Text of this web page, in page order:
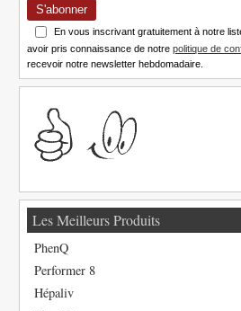
S'abonner
En vous inscrivant gratuitement à notre
avoir pris connaissance de notrepolitique de
recevoir notre newsletter hebdomadaire.
Les Meilleurs Produits
PhenQ
Performer 8
Hépaliv